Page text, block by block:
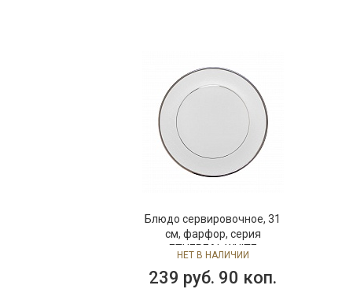
Блюдо сервировочное, 31
см, фарфор, серия
ETHEREAL WHITE
НЕТ В НАЛИЧИИ
239 руб. 90 коп.